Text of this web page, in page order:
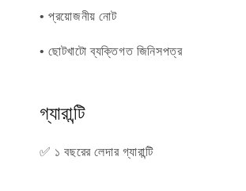
• প্রয়োজনীয় নোট
• ছোটখাটো ব্যক্তিগত জিনিসপত্র
গ্যারান্টি
✅ ১ বছরের লেদার গ্যারান্টি